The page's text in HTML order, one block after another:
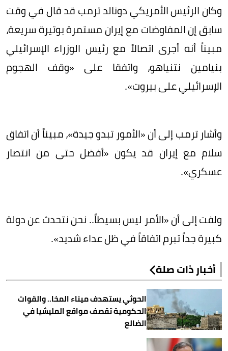
وكان الرئيس الأمريكي دونالد ترمب قد قال في وقت
سابق إن المفاوضات مع إيران مستمرة بوتيرة سريعة،
مبيناً أنه أجرى اتصالاً مع رئيس الوزراء الإسرائيلي
بنيامين نتنياهو، واتفقا على «وقف الهجوم
الإسرائيلي على بيروت».
وأشار ترمب إلى أن «الأمور تبدو جيدة»، مبيناً أن اتفاق
سلام مع إيران قد يكون «أفضل حتى من انتصار
عسكري».
ولفت إلى أن «الأمر ليس بسيطاً.. نحن نتحدث عن دولة
كبيرة جداً تبرم اتفاقاً في ظل عداء شديد».
أخبار ذات صلة
الحوثي يستهدف ميناء المخا.. والقوات
الحكومية تقصف مواقع المليشيا في
الضالع